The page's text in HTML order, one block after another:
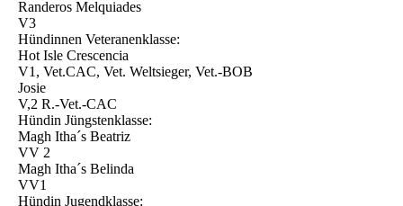
Randeros Melquiades
V3
Hündinnen Veteranenklasse:
Hot Isle Crescencia
V1, Vet.CAC, Vet. Weltsieger, Vet.-BOB
Josie
V,2 R.-Vet.-CAC
Hündin Jüngstenklasse:
Magh Itha´s Beatriz
VV 2
Magh Itha´s Belinda
VV1
Hündin Jugendklasse: